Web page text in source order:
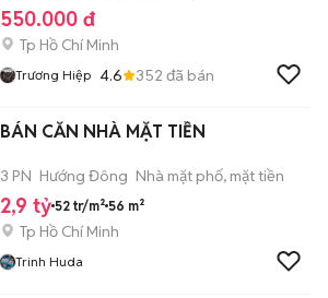
550.000 đ
Tp Hồ Chí Minh
Trương Hiệp 4.6 352 đã bán
BÁN CĂN NHÀ MẶT TIỀN
3 PN Hướng Đông Nhà mặt phố, mặt tiền
2,9 tỷ 52 tr/m² 56 m²
Tp Hồ Chí Minh
Trinh Huda